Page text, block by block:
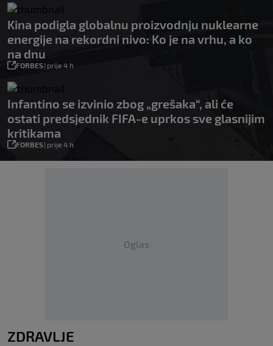
Kina podigla globalnu proizvodnju nuklearne
energije na rekordni nivo: Ko je na vrhu, a ko
na dnu
FORBES| prije 4 h
Infantino se izvinio zbog „grešaka“, ali će
ostati predsjednik FIFA-e uprkos sve glasnijim
kritikama
FORBES| prije 4 h
Oglas
ZDRAVLJE